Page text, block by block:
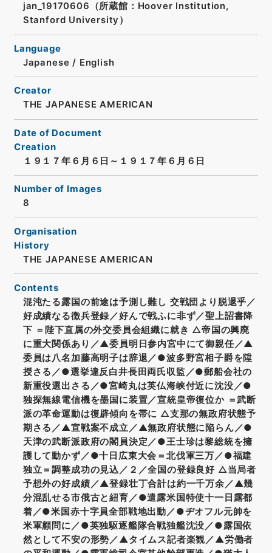
jan_19170606（所蔵館：Hoover Institution,
Stanford University）
Language
Japanese / English
Creator
THE JAPANESE AMERICAN
Date of Document
Creation
１９１７年６月６日～１９１７年６月６日
Number of Images
8
Organisation
History
THE JAPANESE AMERICAN
Contents
混沌たる露国の前途は予測し難し 交戦団より脱退乎／
好成績なる徴兵登録／好んで戦ふに非ず／聖上詔書降
下 ＝陛下直属の外交委員会組織に就き △帝国の興廃
に重大関係あり／▲委員明日参内宮中にて御親任／▲
委員は八名加藤高明子は辞退／●波多野宮相子爵を陞
授さる／●選挙違反白井長田両氏収監／●郵船会社の
新重役選出さる／●宮崎丸は英仏海峡付近に沈没／●
独探無線電信機を墨国に装置／宣統皇帝復位か ＝武断
派の革命運動は復辟傾向を帯に △支那の無政府状態予
期さる／▲宣戦案不成立／▲無政府状態に陥らん／●
天津の武断派政府の閣員決定／●王士珍は黎総統を擁
護して動かず／●十日広東大会＝北伐軍三万／●福建
独立＝調整成功の見込／２／全国の登録良好 △当局者
予想外の好成績／▲登録壮丁合計は約一千万余／▲幾
分混乱せる市俄古と紐育／●遣露米国特使十一日露都
着／●米国赤十字員全部戦地出動／●ヂオフル元帥を
米軍顧問に／●英独駆逐艦隊合戦独艦沈没／●露国依
然として不安の形勢／▲タイムス記者楽観／▲労働者